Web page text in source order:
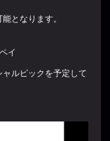
となります。
イ
ルピックを予定して